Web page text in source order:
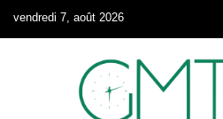
vendredi 7, août 2026